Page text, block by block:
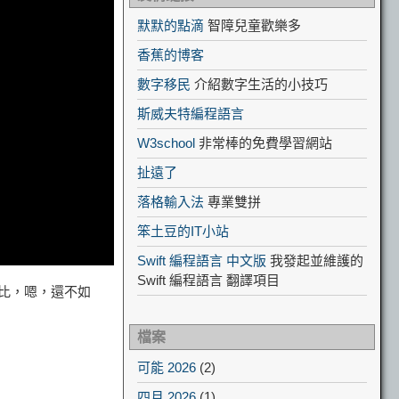
，嗯，還不如
默默的點滴 智障兒童歡樂多
香蕉的博客
數字移民 介紹數字生活的小技巧
斯威夫特編程語言
W3school 非常棒的免費學習網站
扯遠了
落格輸入法 專業雙拼
笨土豆的IT小站
Swift 編程語言 中文版 我發起並維護的
Swift 編程語言 翻譯項目
檔案
可能 2026 (2)